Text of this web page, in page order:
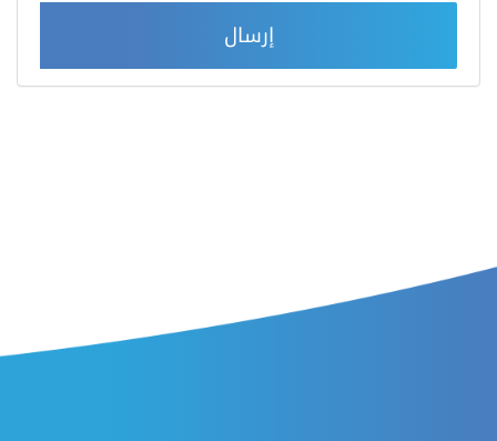
إرسال